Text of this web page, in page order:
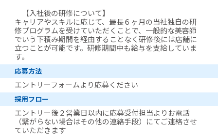
【入社後の研修について】
キャリアやスキルに応じて、最長６ヶ月の当社独自の研
修プログラムを受けていただくことで、一般的な美容師
でいう下積み期間を経由することなく研修後には店舗に
立つことが可能です。研修期間中も給与を支給していま
す。
応募方法
エントリーフォームより応募ください
採用フロー
エントリー後２営業日以内に応募受付担当よりお電話
（繋がらない場合はその他の連絡手段）にてご連絡させ
ていただきます